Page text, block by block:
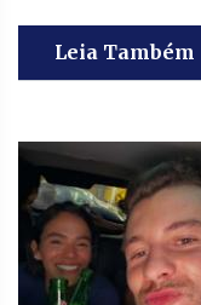
Leia Também